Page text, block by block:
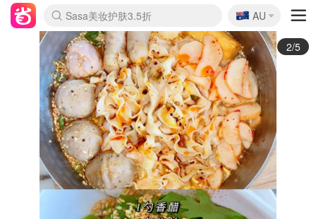
lululemon折扣上新
Sasa美妆护肤3.5折
SSENSE年中3折
FreshBeauty好价汇总
Cettire降价+叠9折
Farfetch折上8折
WWS Coles超市实拍
viagogo二手票捡漏
Myer清仓1折起
The Outnet奢牌1折起
David Jones 3折起
Flannels大牌1折
Perfumes Club护肤1折
AMIRO返校季6.2折
Oweek抽奖送Airpods
Amazon折扣汇总
eToro入金$200送$50
Amazon数码好物
ICONIC本周7.5折
ThedoubleF高奢地板价
Moose Knuckles 6折
丝芙兰5折起
EUFY官网3.7折起
Selenichast首饰2折
Trip机票酒店促销
YSL送5件彩妆礼
Amazon家居好物
BIGBANG巡演开票
David Jones时尚3折
Amazon美妆护肤
雅漾大喷$8
过敏原检测盒$33
伊索独家赠50ml沐浴露
科颜氏清仓3折
SEALIFE海洋馆门票6折
丝塔芙大白罐$16
订阅Newsletter送香薰
Cult Beauty 6.8折
Harrods圣诞日历2.3折
LN-CC奢牌私促3折
d'Alba空姐喷雾$16
EVE LOM套装逆天2折
Bernardelli独家4折
Adore Beauty 6折起
CT圣诞日历
Mytheresa奢品2.7折
Luxury Escapes 9折
Currentbody美容仪9折
卡诗9折+赠4件礼
MOON Garden Live
ALLSAINTS美衣3折
Roborock扫地机3.7折
Tingo Life水杯$24
Valentino官网5折
CR洗发护发6.3折
🇦🇺
AU
3/5